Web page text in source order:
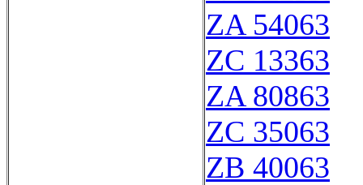
ZA 54063
ZC 13363
ZA 80863
ZC 35063
ZB 40063